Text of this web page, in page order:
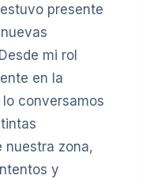
presente
mi rol
en la
conversamos
nuestra zona,
y